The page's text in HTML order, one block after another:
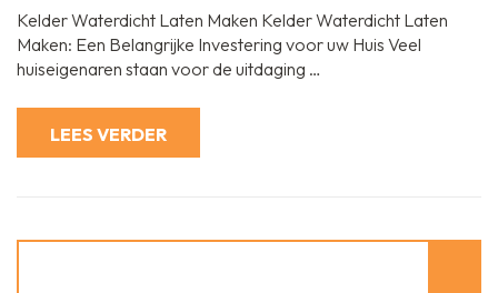
Waterdicht
Laten
Maken:
Bescherm
Kelder Waterdicht Laten Maken Kelder Waterdicht Laten
Maken: Een Belangrijke Investering voor uw Huis Veel
huiseigenaren staan voor de uitdaging …
LEES VERDER